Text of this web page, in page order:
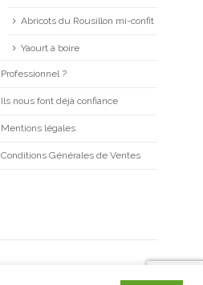
Abricots du Rousillon mi-confit
Yaourt à boire
Professionnel ?
Ils nous font déjà confiance
Mentions légales
Conditions Générales de Ventes